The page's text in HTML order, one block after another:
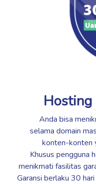
Hosting
Anda bisa
selama domain
konten-konten
Khusus pengguna
menikmati fasilitas
Garansi berlaku 30